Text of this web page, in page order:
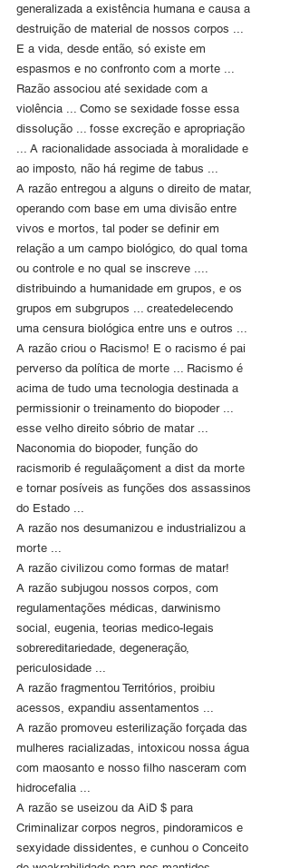
generalizada a existência humana e causa a
destruição de material de nossos corpos ...
E a vida, desde então, só existe em
espasmos e no confronto com a morte ...
Razão associou até sexidade com a
violência ... Como se sexidade fosse essa
dissolução ... fosse excreção e apropriação
... A racionalidade associada à moralidade e
ao imposto, não há regime de tabus ...
A razão entregou a alguns o direito de matar,
operando com base em uma divisão entre
vivos e mortos, tal poder se definir em
relação a um campo biológico, do qual toma
ou controle e no qual se inscreve ....
distribuindo a humanidade em grupos, e os
grupos em subgrupos ... createdelecendo
uma censura biológica entre uns e outros ...
A razão criou o Racismo! E o racismo é pai
perverso da política de morte ... Racismo é
acima de tudo uma tecnologia destinada a
permissionir o treinamento do biopoder ...
esse velho direito sóbrio de matar ...
Naconomia do biopoder, função do
racismorib é regulaãçoment a dist da morte
e tornar posíveis as funções dos assassinos
do Estado ...
A razão nos desumanizou e industrializou a
morte ...
A razão civilizou como formas de matar!
A razão subjugou nossos corpos, com
regulamentações médicas, darwinismo
social, eugenia, teorias medico-legais
sobrereditariedade, degeneração,
periculosidade ...
A razão fragmentou Territórios, proibiu
acessos, expandiu assentamentos ...
A razão promoveu esterilização forçada das
mulheres racializadas, intoxicou nossa água
com maosanto e nosso filho nasceram com
hidrocefalia ...
A razão se useizou da AiD $ para
Criminalizar corpos negros, pindoramicos e
sexyidade dissidentes, e cunhou o Conceito